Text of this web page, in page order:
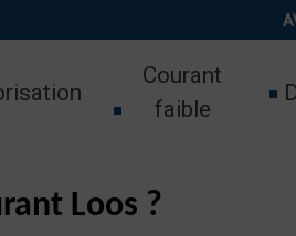
Courant
faible
Loos ?